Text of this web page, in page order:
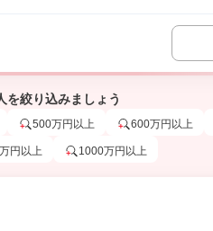
を絞り込みましょう
500万円以上 600万円以上
円以上 1000万円以上